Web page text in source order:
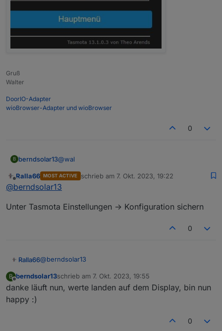
Gruß
Walter
DoorIO-Adapter
wioBrowser-Adapter und wioBrowser
0
B berndsolar13@wal
kann man vorher die alte "notfalls" auslesen und
sichern ?
schieben
Offline
Ralla66 MOST ACTIVE schrieb am 7. Okt. 2023, 19:22
zuletzt editiert von
@berndsolar13
Unter Tasmota Einstellungen -> Konfiguration sichern
0
Ralla66@berndsolar13
Unter Tasmota Einstellungen -> Konfiguration sichern
B
Offline
berndsolar13schrieb am 7. Okt. 2023, 19:55
zuletzt editiert von
danke läuft nun, werte landen auf dem Display, bin nun
happy :)
0